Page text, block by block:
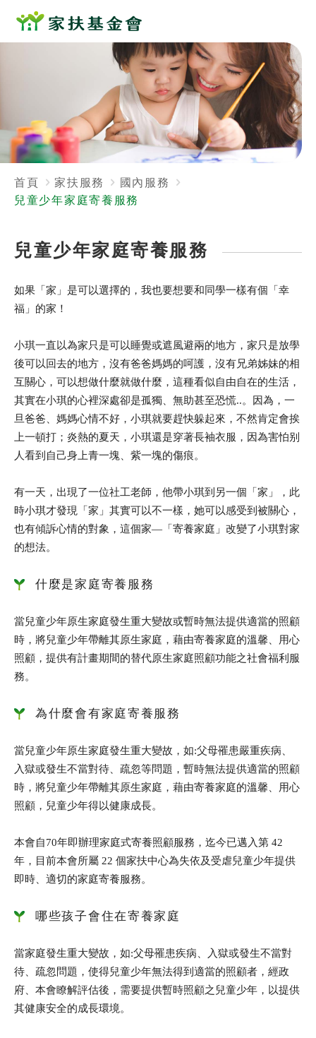
首頁 家扶服務
國內服務
兒童少年家庭寄養服務
兒童少年家庭寄養服務
如果「家」是可以選擇的，我也要想要和同學一樣有個「幸
福」的家！
小琪一直以為家只是可以睡覺或遮風避兩的地方，家只是放學
後可以回去的地方，沒有爸爸媽媽的呵護，沒有兄弟姊妹的相
互關心，可以想做什麼就做什麼，這種看似自由自在的生活，
其實在小琪的心裡深處卻是孤獨、無助甚至恐慌..。因為，一
旦爸爸、媽媽心情不好，小琪就要趕快躲起來，不然肯定會挨
上一頓打；炎熱的夏天，小琪還是穿著長袖衣服，因為害怕别
人看到自己身上青一塊、紫一塊的傷痕。
有一天，出現了一位社工老師，他帶小琪到另一個「家」，此
時小琪才發現「家」其實可以不一樣，她可以感受到被關心，
也有傾訴心情的對象，這個家—「寄養家庭」改變了小琪對家
的想法。
什麼是家庭寄養服務
當兒童少年原生家庭發生重大變故或暫時無法提供適當的照顧
時，將兒童少年帶離其原生家庭，藉由寄養家庭的溫馨、用心
照顧，提供有計畫期間的替代原生家庭照顧功能之社會福利服
務。
為什麼會有家庭寄養服務
當兒童少年原生家庭發生重大變故，如:父母罹患嚴重疾病、
入獄或發生不當對待、疏忽等問題，暫時無法提供適當的照顧
時，將兒童少年帶離其原生家庭，藉由寄養家庭的溫馨、用心
照顧，兒童少年得以健康成長。
本會自70年即辦理家庭式寄養照顧服務，迄今已邁入第 42
年，目前本會所屬 22 個家扶中心為失依及受虐兒童少年提供
即時、適切的家庭寄養服務。
哪些孩子會住在寄養家庭
當家庭發生重大變故，如:父母罹患疾病、入獄或發生不當對
待、疏忽問題，使得兒童少年無法得到適當的照顧者，經政
府、本會瞭解評估後，需要提供暫時照顧之兒童少年，以提供
其健康安全的成長環境。